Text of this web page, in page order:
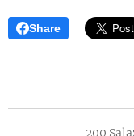
Share
200